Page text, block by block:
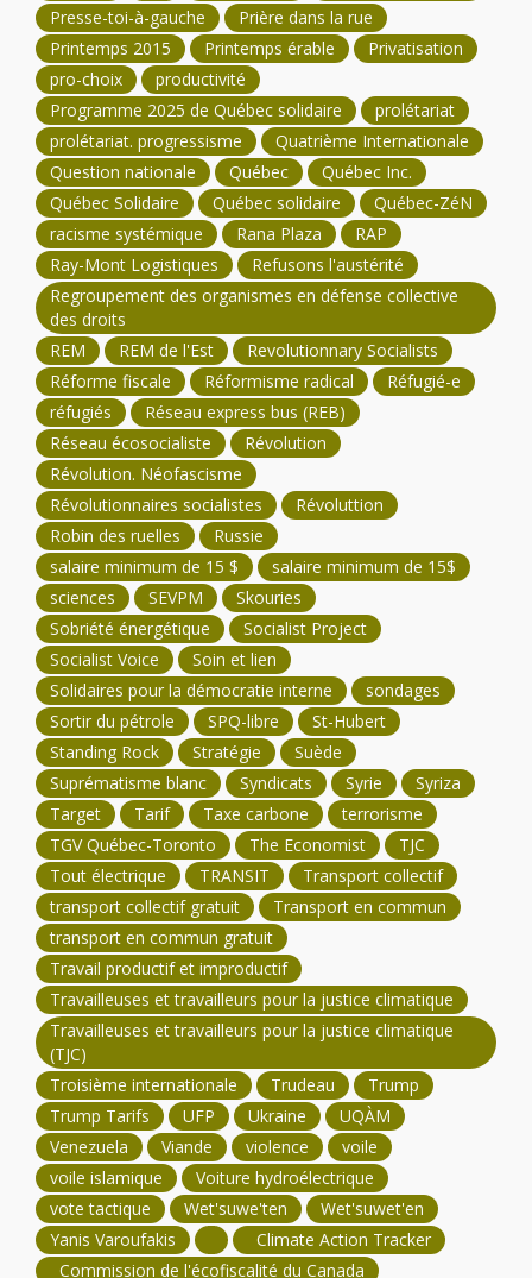
Presse-toi-à-gauche
Prière dans la rue
Printemps 2015
Printemps érable
Privatisation
pro-choix
productivité
Programme 2025 de Québec solidaire
prolétariat
prolétariat. progressisme
Quatrième Internationale
Question nationale
Québec
Québec Inc.
Québec Solidaire
Québec solidaire
Québec-ZéN
racisme systémique
Rana Plaza
RAP
Ray-Mont Logistiques
Refusons l'austérité
Regroupement des organismes en défense collective
des droits
REM
REM de l'Est
Revolutionnary Socialists
Réforme fiscale
Réformisme radical
Réfugié-e
réfugiés
Réseau express bus (REB)
Réseau écosocialiste
Révolution
Révolution. Néofascisme
Révolutionnaires socialistes
Révoluttion
Robin des ruelles
Russie
salaire minimum de 15 $
salaire minimum de 15$
sciences
SEVPM
Skouries
Sobriété énergétique
Socialist Project
Socialist Voice
Soin et lien
Solidaires pour la démocratie interne
sondages
Sortir du pétrole
SPQ-libre
St-Hubert
Standing Rock
Stratégie
Suède
Suprématisme blanc
Syndicats Syrie
Syriza
Target
Tarif Taxe carbone
terrorisme
TGV Québec-Toronto
The Economist
TJC
Tout électrique
TRANSIT
Transport collectif
transport collectif gratuit
Transport en commun
transport en commun gratuit
Travail productif et improductif
Travailleuses et travailleurs pour la justice climatique
Travailleuses et travailleurs pour la justice climatique
(TJC)
Troisième internationale
Trudeau
Trump
Trump Tarifs
UFP Ukraine
UQÀM
Venezuela
Viande violence
voile
voile islamique
Voiture hydroélectrique
vote tactique
Wet'suwe'ten
Wet'suwet'en
Yanis Varoufakis
Climate Action Tracker
Commission de l'écofiscalité du Canada